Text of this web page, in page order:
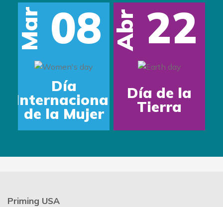
Mar 08
Día
Internacional
de la Mujer
Abr 22
Día de la
Tierra
Priming USA